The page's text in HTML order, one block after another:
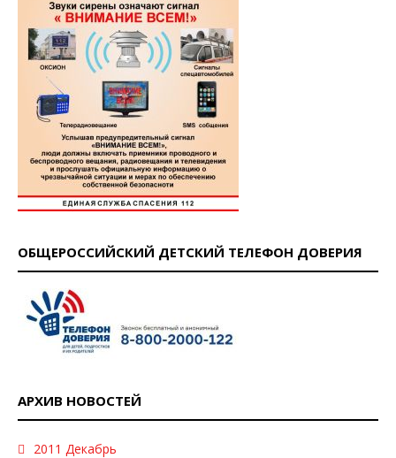
ОБЩЕРОССИЙСКИЙ ДЕТСКИЙ ТЕЛЕФОН ДОВЕРИЯ
АРХИВ НОВОСТЕЙ
2011 Декабрь